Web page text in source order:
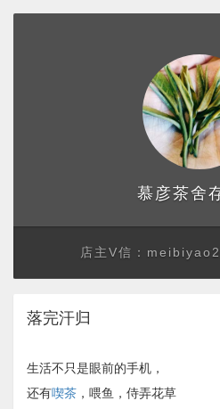
慕彦茶舍
店主V信：
落完汗归
生活不只是眼前的手机，
还有喫茶 ，喂鱼，侍弄花草